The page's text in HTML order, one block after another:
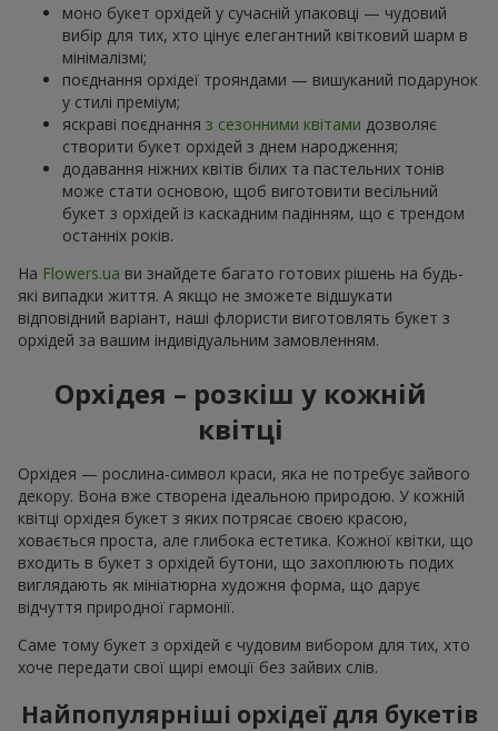
моно букет орхідей у сучасній упаковці — чудовий
вибір для тих, хто цінує елегантний квітковий шарм в
мінімалізмі;
поєднання орхідеї трояндами — вишуканий подарунок
у стилі преміум;
яскраві поєднання з сезонними квітами дозволяє
створити букет орхідей з днем народження;
додавання ніжних квітів білих та пастельних тонів
може стати основою, щоб виготовити весільний
букет з орхідей із каскадним падінням, що є трендом
останніх років.
На Flowers.ua ви знайдете багато готових рішень на будь-
які випадки життя. А якщо не зможете відшукати
відповідний варіант, наші флористи виготовлять букет з
орхідей за вашим індивідуальним замовленням.
Орхідея – розкіш у кожній
квітці
Орхідея — рослина-символ краси, яка не потребує зайвого
декору. Вона вже створена ідеальною природою. У кожній
квітці орхідея букет з яких потрясає своєю красою,
ховається проста, але глибока естетика. Кожної квітки, що
входить в букет з орхідей бутони, що захоплюють подих
виглядають як мініатюрна художня форма, що дарує
відчуття природної гармонії.
Саме тому букет з орхідей є чудовим вибором для тих, хто
хоче передати свої щирі емоції без зайвих слів.
Найпопулярніші орхідеї для букетів